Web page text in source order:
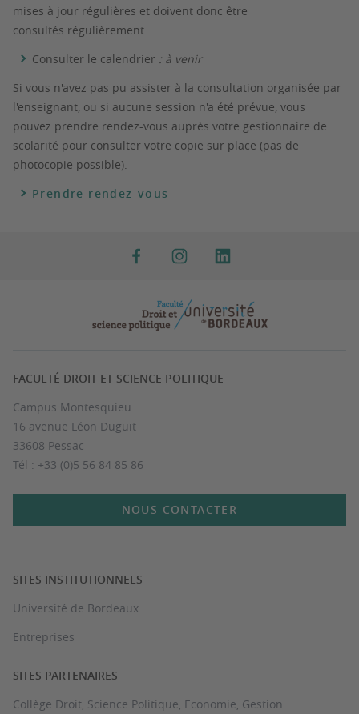
mises à jour régulières et doivent donc être
consultés régulièrement.
Consulter le calendrier : à venir
Si vous n'avez pas pu assister à la consultation organisée par
l'enseignant, ou si aucune session n'a été prévue, vous
pouvez prendre rendez-vous auprès votre gestionnaire de
scolarité pour consulter votre copie sur place (pas de
photocopie possible).
Prendre rendez-vous
FACULTÉ DROIT ET SCIENCE POLITIQUE
Campus Montesquieu
16 avenue Léon Duguit
33608 Pessac
Tél : +33 (0)5 56 84 85 86
NOUS CONTACTER
SITES INSTITUTIONNELS
Université de Bordeaux
Entreprises
SITES PARTENAIRES
Collège Droit, Science Politique, Economie, Gestion